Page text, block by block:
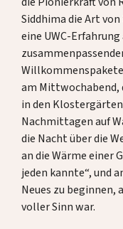
Siddhima die Art von
eine UWC-
am Mittwochabend,
in den
Nachmittagen auf
die Nacht über die
an die Wärme einer
jeden kannte“, und
Neues zu beginnen,
voller Sinn war.